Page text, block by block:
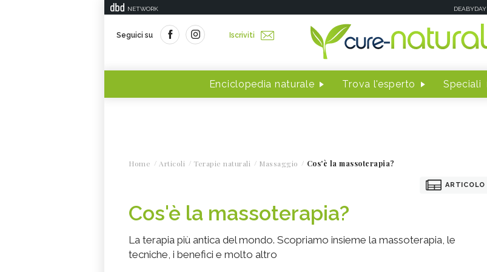
NETWORK DEABYDAY
Seguici su Iscriviti
Enciclopedia naturale Trova l'esperto Speciali
Home Articoli Terapie naturali Massaggio Cos'è la massoterapia?
ARTICOLO
Cos'è la massoterapia?
La terapia più antica del mondo. Scopriamo insieme la massoterapia, le
tecniche, i benefici e molto altro